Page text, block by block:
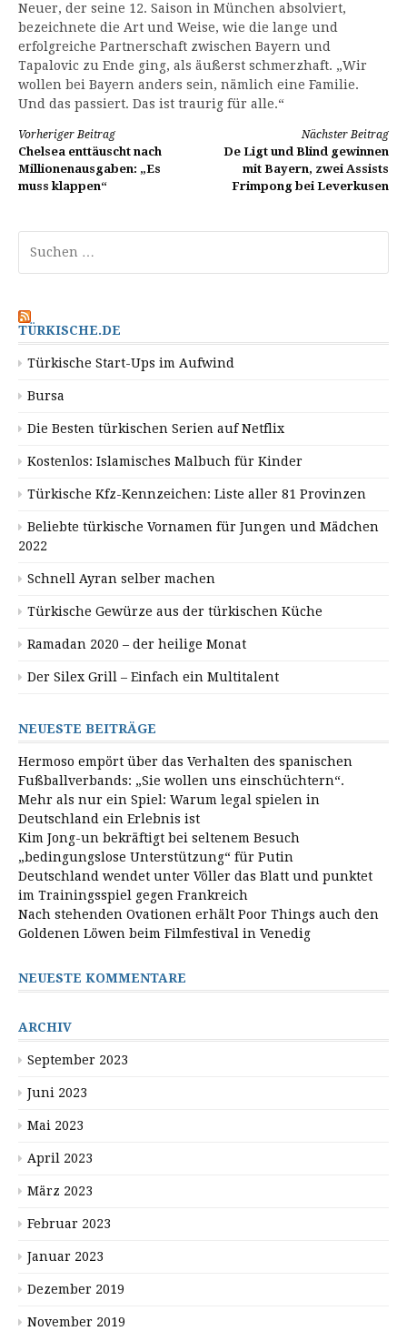
Neuer, der seine 12. Saison in München absolviert,
bezeichnete die Art und Weise, wie die lange und
erfolgreiche Partnerschaft zwischen Bayern und
Tapalovic zu Ende ging, als äußerst schmerzhaft. „Wir
wollen bei Bayern anders sein, nämlich eine Familie.
Und das passiert. Das ist traurig für alle.“
Weiterlesen
Vorheriger Beitrag
Chelsea enttäuscht nach
Millionenausgaben: „Es
muss klappen“
Nächster Beitrag
De Ligt und Blind gewinnen
mit Bayern, zwei Assists
Frimpong bei Leverkusen
nach:
TÜRKISCHE.DE
Türkische Start-Ups im Aufwind
Bursa
Die Besten türkischen Serien auf Netflix
Kostenlos: Islamisches Malbuch für Kinder
Türkische Kfz-Kennzeichen: Liste aller 81 Provinzen
Beliebte türkische Vornamen für Jungen und Mädchen
2022
Schnell Ayran selber machen
Türkische Gewürze aus der türkischen Küche
Ramadan 2020 – der heilige Monat
Der Silex Grill – Einfach ein Multitalent
NEUESTE BEITRÄGE
Hermoso empört über das Verhalten des spanischen
Fußballverbands: „Sie wollen uns einschüchtern“.
Mehr als nur ein Spiel: Warum legal spielen in
Deutschland ein Erlebnis ist
Kim Jong-un bekräftigt bei seltenem Besuch
„bedingungslose Unterstützung“ für Putin
Deutschland wendet unter Völler das Blatt und punktet
im Trainingsspiel gegen Frankreich
Nach stehenden Ovationen erhält Poor Things auch den
Goldenen Löwen beim Filmfestival in Venedig
NEUESTE KOMMENTARE
ARCHIV
September 2023
Juni 2023
Mai 2023
April 2023
März 2023
Februar 2023
Januar 2023
Dezember 2019
November 2019